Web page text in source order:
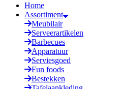
Home
Assortiment
Meubilair
Serveerartikelen
Barbecues
Apparatuur
Serviesgoed
Fun foods
Bestekken